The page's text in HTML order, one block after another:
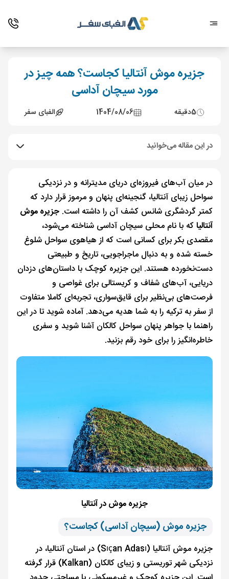
جزیره موش آنتالیا کجاست؟ همه چیز در
مورد سیچان آداسی
5دقیقه 1404/08/06 الفبای سفر
در این مقاله می‌خوانید
در میان آب‌های فیروزه‌ای دریای مدیترانه و در نزدیکی
سواحل زیبای آنتالیا، گنجینه‌ای پنهان و مرموز قرار دارد که
کمتر گردشگری شانس کشف آن را داشته است. جزیره موش
آنتالیاکه با نام محلی سیچان آداسی شناخته می‌شود،
مقصدی بکر برای کسانی است که از هیاهوی سواحل شلوغ
خسته شده و به دنبال ماجراجویی، تاریخ و طبیعتی
دست‌نخورده هستند. این جزیره کوچک با داستان‌های دزدان
دریایی، آب‌های شفاف و کریستالی برای غواصی و
فرصت‌های بی‌نظیر برای قایق‌سواری، تجربه‌ای کاملا متفاوت
از سفر به ترکیه را به شما هدیه می‌دهد. آماده شوید تا در این
راهنما با جواهر پنهان سواحل کالکان آشنا شوید و سفری
خاطره‌انگیز را برای خود رقم بزنید.
جزیره موش در آنتالیا
جزیره موش (سیچان آداسی) کجاست؟
جزیره موش آنتالیا (Sıçan Adası) در استان آنتالیا، در
نزدیکی شهر توریستی و زیبای کالکان (Kalkan) قرار گرفته